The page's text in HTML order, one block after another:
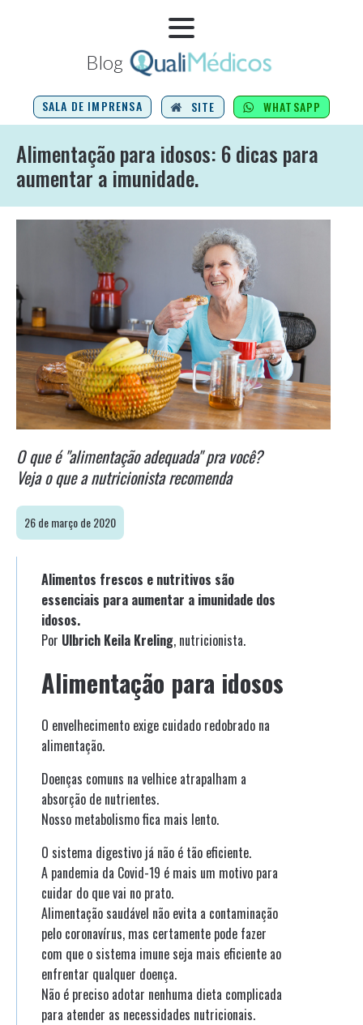
Blog
SALA DE IMPRENSA SITE WHATSAPP
Alimentação para idosos: 6 dicas para
aumentar a imunidade.
O que é "alimentação adequada" pra você?
Veja o que a nutricionista recomenda
26 de março de 2020
Alimentos frescos e nutritivos são
essenciais para aumentar a imunidade dos
idosos.
Por Ulbrich Keila Kreling, nutricionista.
Alimentação para idosos
O envelhecimento exige cuidado redobrado na
alimentação.
Doenças comuns na velhice atrapalham a
absorção de nutrientes.
Nosso metabolismo fica mais lento.
O sistema digestivo já não é tão eficiente.
A pandemia da Covid-19 é mais um motivo para
cuidar do que vai no prato.
Alimentação saudável não evita a contaminação
pelo coronavírus, mas certamente pode fazer
com que o sistema imune seja mais eficiente ao
enfrentar qualquer doença.
Não é preciso adotar nenhuma dieta complicada
para atender as necessidades nutricionais.